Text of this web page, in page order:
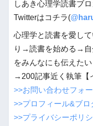
しあき心理学読書ブ
Twitterはコチラ(@
心理学と読書を愛し
り→読書を始める→
をみんなにも伝えた
→200記事近く執筆【
>>お問い合わせフォ
>>プロフィール&ブロ
>>プライバシーポリ